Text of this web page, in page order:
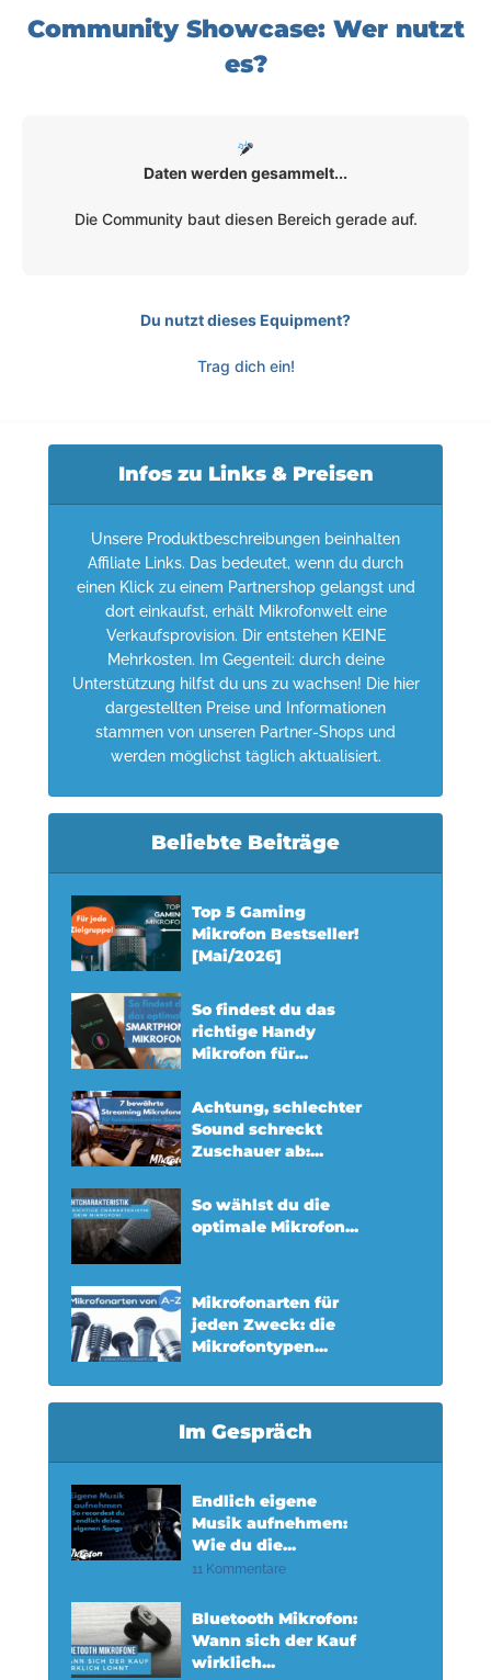
Community Showcase: Wer nutzt
es?
Daten werden gesammelt...
Die Community baut diesen Bereich gerade auf.
Du nutzt dieses Equipment?
Trag dich ein!
Infos zu Links & Preisen
Unsere Produktbeschreibungen beinhalten
Affiliate Links. Das bedeutet, wenn du durch
einen Klick zu einem Partnershop gelangst und
dort einkaufst, erhält Mikrofonwelt eine
Verkaufsprovision. Dir entstehen KEINE
Mehrkosten. Im Gegenteil: durch deine
Unterstützung hilfst du uns zu wachsen! Die hier
dargestellten Preise und Informationen
stammen von unseren Partner-Shops und
werden möglichst täglich aktualisiert.
Beliebte Beiträge
Top 5 Gaming
Mikrofon Bestseller!
[Mai/2026]
So findest du das
richtige Handy
Mikrofon für...
Achtung, schlechter
Sound schreckt
Zuschauer ab:...
So wählst du die
optimale Mikrofon...
Mikrofonarten für
jeden Zweck: die
Mikrofontypen...
Im Gespräch
Endlich eigene
Musik aufnehmen:
Wie du die...
11 Kommentare
Bluetooth Mikrofon:
Wann sich der Kauf
wirklich...